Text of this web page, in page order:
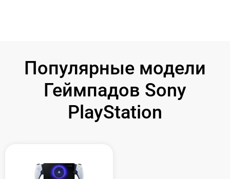
Популярные модели
Геймпадов Sony
PlayStation